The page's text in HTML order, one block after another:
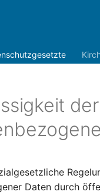
Daten durch